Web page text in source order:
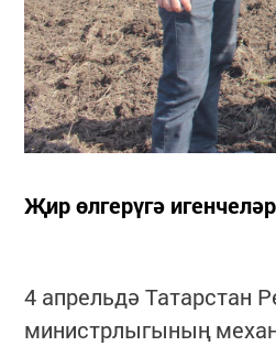
Җир өлгерүгә
4 апрельдә Татарстан
министрлыгының